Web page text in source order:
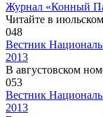
Журнал «Конный
Читайте в
048
Вестник
2013
В августовском
053
Вестник
2013